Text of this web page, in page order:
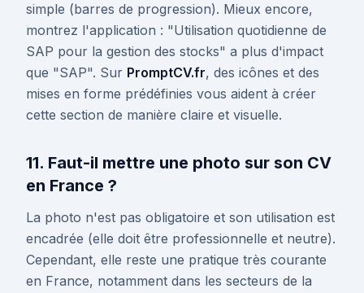
simple (barres de progression). Mieux encore,
montrez l'application : "Utilisation quotidienne de
SAP pour la gestion des stocks" a plus d'impact
que "SAP". Sur PromptCV.fr, des icônes et des
mises en forme prédéfinies vous aident à créer
cette section de manière claire et visuelle.
11. Faut-il mettre une photo sur son CV
en France ?
La photo n'est pas obligatoire et son utilisation est
encadrée (elle doit être professionnelle et neutre).
Cependant, elle reste une pratique très courante
en France, notamment dans les secteurs de la